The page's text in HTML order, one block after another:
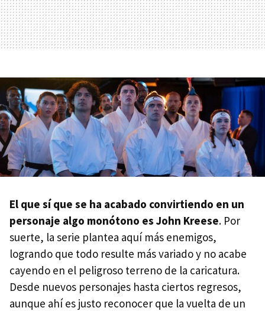
El que sí que se ha acabado convirtiendo en un
personaje algo monótono es John Kreese. Por
suerte, la serie plantea aquí más enemigos,
logrando que todo resulte más variado y no acabe
cayendo en el peligroso terreno de la caricatura.
Desde nuevos personajes hasta ciertos regresos,
aunque ahí es justo reconocer que la vuelta de un